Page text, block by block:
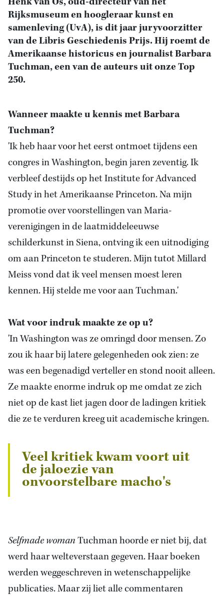
Rijksmuseum en hoogleraar kunst en
samenleving (UvA), is dit jaar juryvoorzitter
van de Libris Geschiedenis Prijs. Hij roemt de
Amerikaanse historicus en journalist Barbara
Tuchman, een van de auteurs uit onze Top
250.
Wanneer maakte u kennis met Barbara
Tuchman?
'Ik heb haar voor het eerst ontmoet tijdens een
congres in Washington, begin jaren zeventig. Ik
verbleef destijds op het Institute for Advanced
Study in het Amerikaanse Princeton. Na mijn
promotie over voorstellingen van Maria-
verenigingen in de laatmiddeleeuwse
schilderkunst in Siena, ontving ik een uitnodiging
om aan Princeton te studeren. Mijn tutot Millard
Meiss vond dat ik veel mensen moest leren
kennen. Hij stelde me voor aan Tuchman.'
Wat voor indruk maakte ze op u?
'In Washington was ze omringd door mensen. Zo
zou ik haar bij latere gelegenheden ook zien: ze
was een begenadigd verteller en stond nooit alleen.
Ze maakte enorme indruk op me omdat ze zich
niet op de kast liet jagen door de ladingen kritiek
die ze te verduren kreeg uit academische kringen.
Veel kritiek kwam voort uit
de jaloezie van
onvoorstelbare macho's
Selfmade womanTuchman hoorde er niet bij, dat
werd haar welteverstaan gegeven. Haar boeken
werden weggeschreven in wetenschappelijke
publicaties. Maar zij liet alle commentaren